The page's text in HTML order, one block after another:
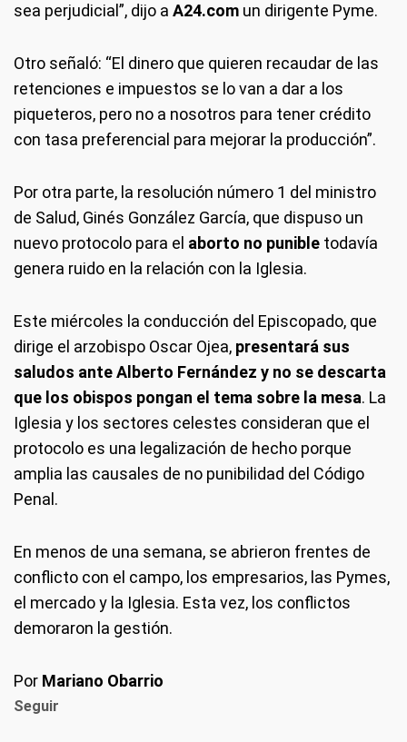
sea perjudicial”, dijo a A24.com un dirigente Pyme.
Otro señaló: “El dinero que quieren recaudar de las
retenciones e impuestos se lo van a dar a los
piqueteros, pero no a nosotros para tener crédito
con tasa preferencial para mejorar la producción”.
Por otra parte, la resolución número 1 del ministro
de Salud, Ginés González García, que dispuso un
nuevo protocolo para el aborto no punible todavía
genera ruido en la relación con la Iglesia.
Este miércoles la conducción del Episcopado, que
dirige el arzobispo Oscar Ojea, presentará sus
saludos ante Alberto Fernández y no se descarta
que los obispos pongan el tema sobre la mesa. La
Iglesia y los sectores celestes consideran que el
protocolo es una legalización de hecho porque
amplia las causales de no punibilidad del Código
Penal.
En menos de una semana, se abrieron frentes de
conflicto con el campo, los empresarios, las Pymes,
el mercado y la Iglesia. Esta vez, los conflictos
demoraron la gestión.
Por Mariano Obarrio
Seguir